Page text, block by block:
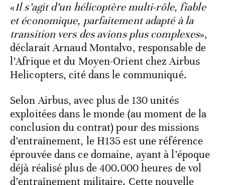
«Il s’agit d’un hélicoptère multi-rôle, fiable
et économique, parfaitement adapté à la
transition vers des avions plus complexes»,
déclarait Arnaud Montalvo, responsable de
l’Afrique et du Moyen-Orient chez Airbus
Helicopters, cité dans le communiqué.
Selon Airbus, avec plus de 130 unités
exploitées dans le monde (au moment de la
conclusion du contrat) pour des missions
d’entraînement, le H135 est une référence
éprouvée dans ce domaine, ayant à l’époque
déjà réalisé plus de 400.000 heures de vol
d’entraînement militaire. Cette nouvelle